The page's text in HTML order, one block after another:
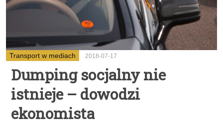
Transport w mediach 2018-07-17
Dumping socjalny nie
istnieje – dowodzi
ekonomista